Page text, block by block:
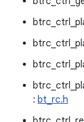
: bt_rc.h